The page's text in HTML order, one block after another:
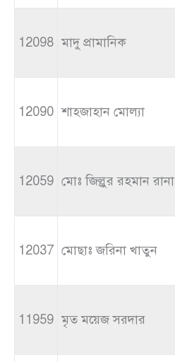
12098 মাদু প্রামানিক
12090 শাহজাহান মোল্যা
12059 মোঃ জিল্লুর রহমান রানা
12037 মোছাঃ জরিনা খাতুন
11959 মৃত ময়েজ সরদার